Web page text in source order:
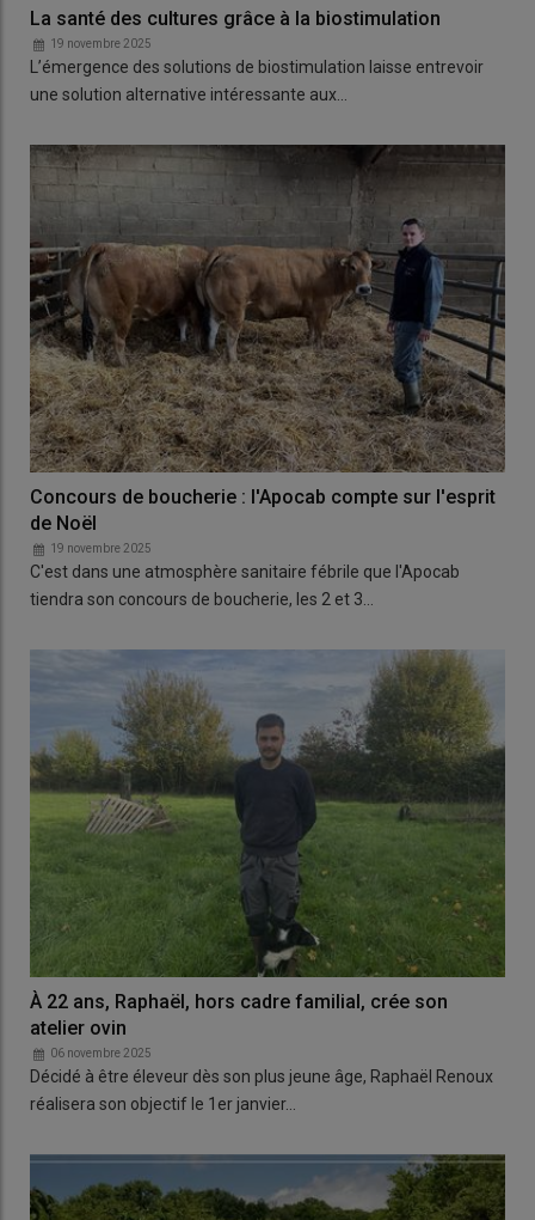
La santé des cultures grâce à la biostimulation
19 novembre 2025
L’émergence des solutions de biostimulation laisse entrevoir
une solution alternative intéressante aux…
Concours de boucherie : l'Apocab compte sur l'esprit
de Noël
19 novembre 2025
C'est dans une atmosphère sanitaire fébrile que l'Apocab
tiendra son concours de boucherie, les 2 et 3…
À 22 ans, Raphaël, hors cadre familial, crée son
atelier ovin
06 novembre 2025
Décidé à être éleveur dès son plus jeune âge, Raphaël Renoux
réalisera son objectif le 1er janvier…